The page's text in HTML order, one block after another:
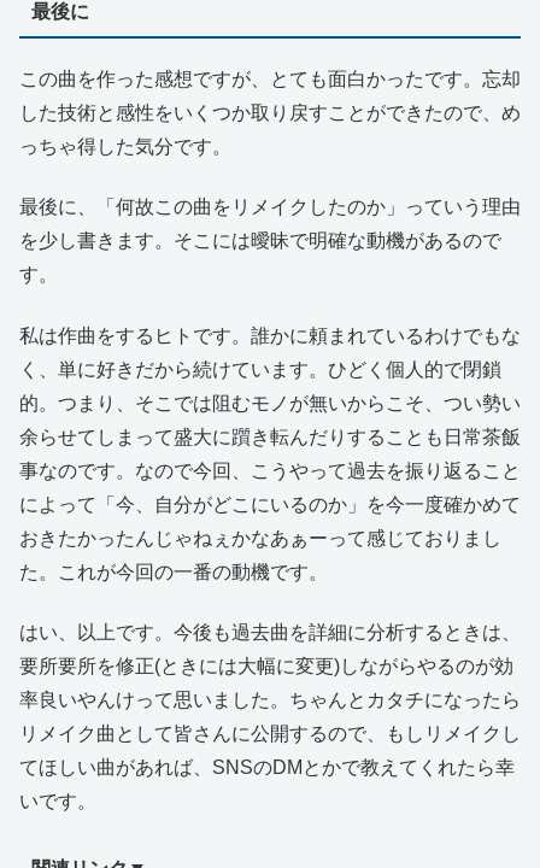
最後に
この曲を作った感想ですが、とても面白かったです。忘却
した技術と感性をいくつか取り戻すことができたので、め
っちゃ得した気分です。
最後に、「何故この曲をリメイクしたのか」っていう理由
を少し書きます。そこには曖昧で明確な動機があるので
す。
私は作曲をするヒトです。誰かに頼まれているわけでもな
く、単に好きだから続けています。ひどく個人的で閉鎖
的。つまり、そこでは阻むモノが無いからこそ、つい勢い
余らせてしまって盛大に躓き転んだりすることも日常茶飯
事なのです。なので今回、こうやって過去を振り返ること
によって「今、自分がどこにいるのか」を今一度確かめて
おきたかったんじゃねぇかなあぁーって感じておりまし
た。これが今回の一番の動機です。
はい、以上です。今後も過去曲を詳細に分析するときは、
要所要所を修正(ときには大幅に変更)しながらやるのが効
率良いやんけって思いました。ちゃんとカタチになったら
リメイク曲として皆さんに公開するので、もしリメイクし
てほしい曲があれば、SNSのDMとかで教えてくれたら幸
いです。